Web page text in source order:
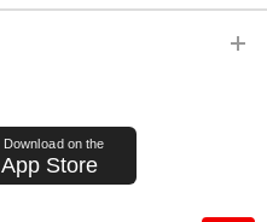
Download on the
App Store